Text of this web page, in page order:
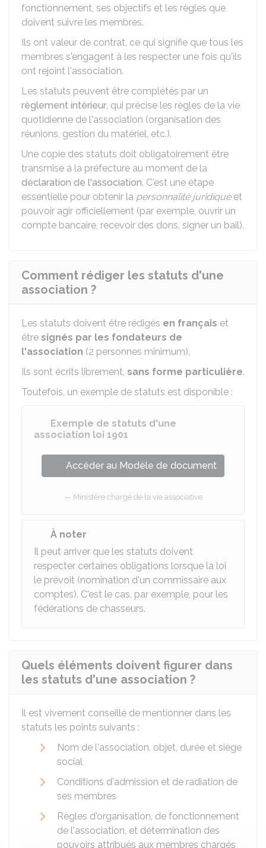
fonctionnement, ses objectifs et les règles que
doivent suivre les membres.
Ils ont valeur de contrat, ce qui signifie que tous les
membres s'engagent à les respecter une fois qu'ils
ont rejoint l'association.
Les statuts peuvent être complétés par un
règlement intérieur, qui précise les règles de la vie
quotidienne de l'association (organisation des
réunions, gestion du matériel, etc.).
Une copie des statuts doit obligatoirement être
transmise à la préfecture au moment de la
déclaration de l'association. C'est une étape
essentielle pour obtenir la personnalité juridiqueet
pouvoir agir officiellement (par exemple, ouvrir un
compte bancaire, recevoir des dons, signer un bail).
Comment rédiger les statuts d'une
association ?
Les statuts doivent être rédigés en français et
être signés par les fondateurs de
l'association (2 personnes minimum).
Ils sont écrits librement, sans forme particulière.
Toutefois, un exemple de statuts est disponible :
Exemple de statuts d'une
association loi 1901
Accéder au Modèle de document
Ministère chargé de la vie associative
À noter
Il peut arriver que les statuts doivent
respecter certaines obligations lorsque la loi
le prévoit (nomination d'un commissaire aux
comptes). C'est le cas, par exemple, pour les
fédérations de chasseurs.
Quels éléments doivent figurer dans
les statuts d'une association ?
Il est vivement conseillé de mentionner dans les
statuts les points suivants :
Nom de l'association, objet, durée et siège
social
Conditions d'admission et de radiation de
ses membres
Règles d'organisation, de fonctionnement
de l'association, et détermination des
pouvoirs attribués aux membres chargés